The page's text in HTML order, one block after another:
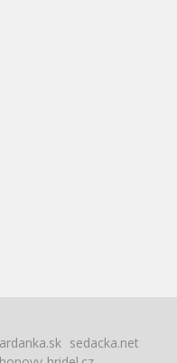
sedacka.net